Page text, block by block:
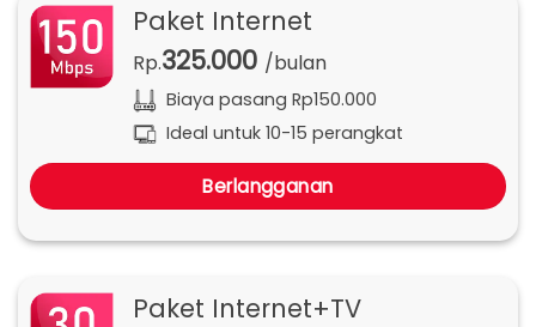
Paket Internet
Rp.325.000 /bulan
Biaya pasang Rp150.000
Ideal untuk 10-15 perangkat
Berlangganan
Paket Internet+TV